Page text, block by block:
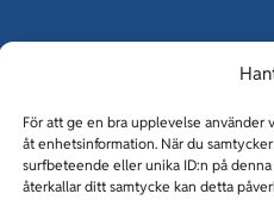
För att ge en bra upplevelse
åt enhetsinformation. När du
surfbeteende eller unika ID:n på
återkallar ditt samtycke kan detta